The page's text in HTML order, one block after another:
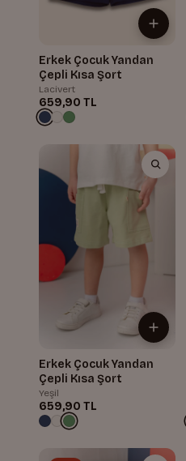
Erkek Çocuk Yandan
Çepli Kısa Şort
Lacivert
659,90 TL
Erkek Çocuk Yandan
Çepli Kısa Şort
Yeşil
659,90 TL